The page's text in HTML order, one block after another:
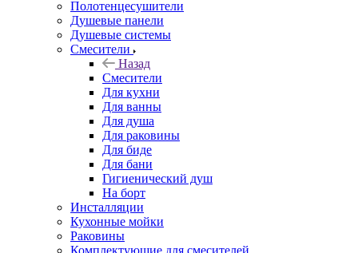
Полотенцесушители
Душевые панели
Душевые системы
Смесители
Назад
Смесители
Для кухни
Для ванны
Для душа
Для раковины
Для биде
Для бани
Гигиенический душ
На борт
Инсталляции
Кухонные мойки
Раковины
Комплектующие для смесителей